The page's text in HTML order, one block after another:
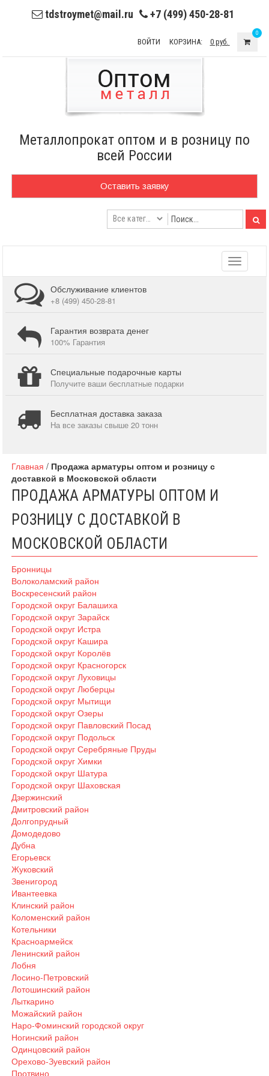
tdstroymet@mail.ru +7 (499) 450-28-81
ВОЙТИ КОРЗИНА: 0 руб.
0
Металлопрокат оптом и в розницу по
всей России
Оставить заявку
Toggle
Обслуживание клиентов
+8 (499) 450-28-81
Гарантия возврата денег
100% Гарантия
Специальные подарочные карты
Получите ваши бесплатные подарки
Бесплатная доставка заказа
На все заказы свыше 20 тонн
Главная / Продажа арматуры оптом и розницу с
доставкой в Московской области
ПРОДАЖА АРМАТУРЫ ОПТОМ И
РОЗНИЦУ С ДОСТАВКОЙ В
МОСКОВСКОЙ ОБЛАСТИ
Бронницы
Волоколамский район
Воскресенский район
Городской округ Балашиха
Городской округ Зарайск
Городской округ Истра
Городской округ Кашира
Городской округ Королёв
Городской округ Красногорск
Городской округ Луховицы
Городской округ Люберцы
Городской округ Мытищи
Городской округ Озеры
Городской округ Павловский Посад
Городской округ Подольск
Городской округ Серебряные Пруды
Городской округ Химки
Городской округ Шатура
Городской округ Шаховская
Дзержинский
Дмитровский район
Долгопрудный
Домодедово
Дубна
Егорьевск
Жуковский
Звенигород
Ивантеевка
Клинский район
Коломенский район
Котельники
Красноармейск
Ленинский район
Лобня
Лосино-Петровский
Лотошинский район
Лыткарино
Можайский район
Наро-Фоминский городской округ
Ногинский район
Одинцовский район
Орехово-Зуевский район
Протвино